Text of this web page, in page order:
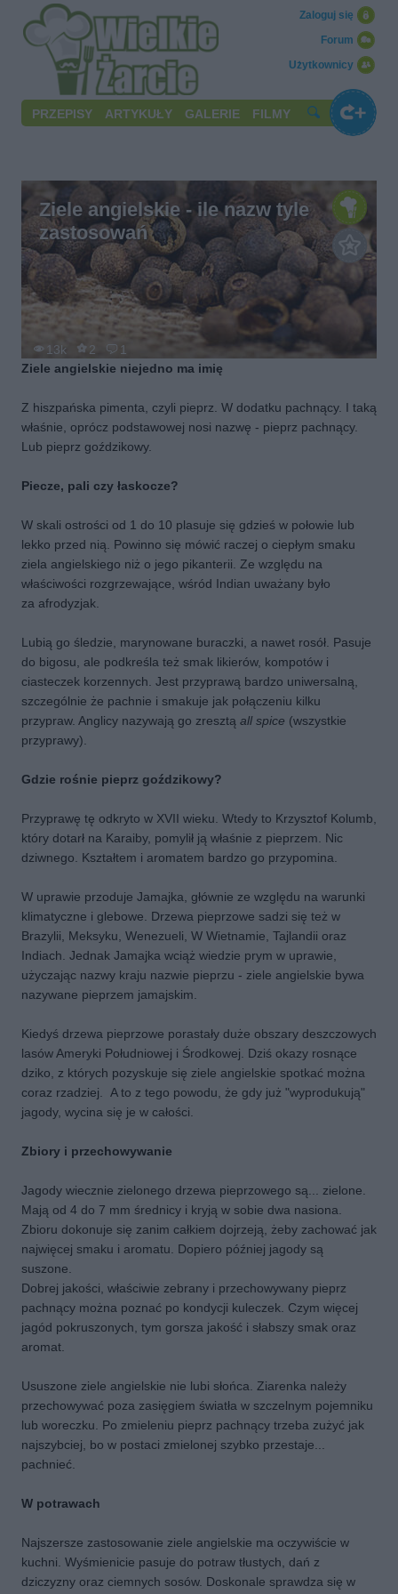
Użytkownicy
Forum
Zaloguj się
PRZEPISY ARTYKUŁY GALERIE FILMY
Ziele angielskie - ile nazw tyle
zastosowań
13k 2
1
Ziele angielskie niejedno ma imię
Z hiszpańska pimenta, czyli pieprz. W dodatku pachnący. I taką
właśnie, oprócz podstawowej nosi nazwę - pieprz pachnący.
Lub pieprz goździkowy.
Piecze, pali czy łaskocze?
W skali ostrości od 1 do 10 plasuje się gdzieś w połowie lub
lekko przed nią. Powinno się mówić raczej o ciepłym smaku
ziela angielskiego niż o jego pikanterii. Ze względu na
właściwości rozgrzewające, wśród Indian uważany było
za afrodyzjak.
Lubią go śledzie, marynowane buraczki, a nawet rosół. Pasuje
do bigosu, ale podkreśla też smak likierów, kompotów i
ciasteczek korzennych. Jest przyprawą bardzo uniwersalną,
szczególnie że pachnie i smakuje jak połączeniu kilku
przypraw. Anglicy nazywają go zresztą all spice (wszystkie
przyprawy).
Gdzie rośnie pieprz goździkowy?
Przyprawę tę odkryto w XVII wieku. Wtedy to Krzysztof Kolumb,
który dotarł na Karaiby, pomylił ją właśnie z pieprzem. Nic
dziwnego. Kształtem i aromatem bardzo go przypomina.
W uprawie przoduje Jamajka, głównie ze względu na warunki
klimatyczne i glebowe. Drzewa pieprzowe sadzi się też w
Brazylii, Meksyku, Wenezueli, W Wietnamie, Tajlandii oraz
Indiach. Jednak Jamajka wciąż wiedzie prym w uprawie,
użyczając nazwy kraju nazwie pieprzu - ziele angielskie bywa
nazywane pieprzem jamajskim.
Kiedyś drzewa pieprzowe porastały duże obszary deszczowych
lasów Ameryki Południowej i Środkowej. Dziś okazy rosnące
dziko, z których pozyskuje się ziele angielskie spotkać można
coraz rzadziej. A to z tego powodu, że gdy już "wyprodukują"
jagody, wycina się je w całości.
Zbiory i przechowywanie
Jagody wiecznie zielonego drzewa pieprzowego są... zielone.
Mają od 4 do 7 mm średnicy i kryją w sobie dwa nasiona.
Zbioru dokonuje się zanim całkiem dojrzeją, żeby zachować jak
najwięcej smaku i aromatu. Dopiero później jagody są
suszone.
Dobrej jakości, właściwie zebrany i przechowywany pieprz
pachnący można poznać po kondycji kuleczek. Czym więcej
jagód pokruszonych, tym gorsza jakość i słabszy smak oraz
aromat.
Ususzone ziele angielskie nie lubi słońca. Ziarenka należy
przechowywać poza zasięgiem światła w szczelnym pojemniku
lub woreczku. Po zmieleniu pieprz pachnący trzeba zużyć jak
najszybciej, bo w postaci zmielonej szybko przestaje...
pachnieć.
W potrawach
Najszersze zastosowanie ziele angielskie ma oczywiście w
kuchni. Wyśmienicie pasuje do potraw tłustych, dań z
dziczyzny oraz ciemnych sosów. Doskonale sprawdza się w